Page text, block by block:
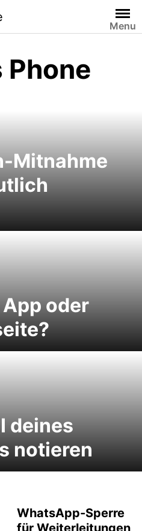
Menu
Mitnahme
oder
deines
notieren
WhatsApp-Sperre
für Weiterleitungen